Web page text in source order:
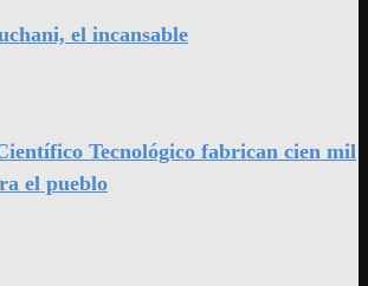
el incansable
Tecnológico fabrican cien mil
el pueblo